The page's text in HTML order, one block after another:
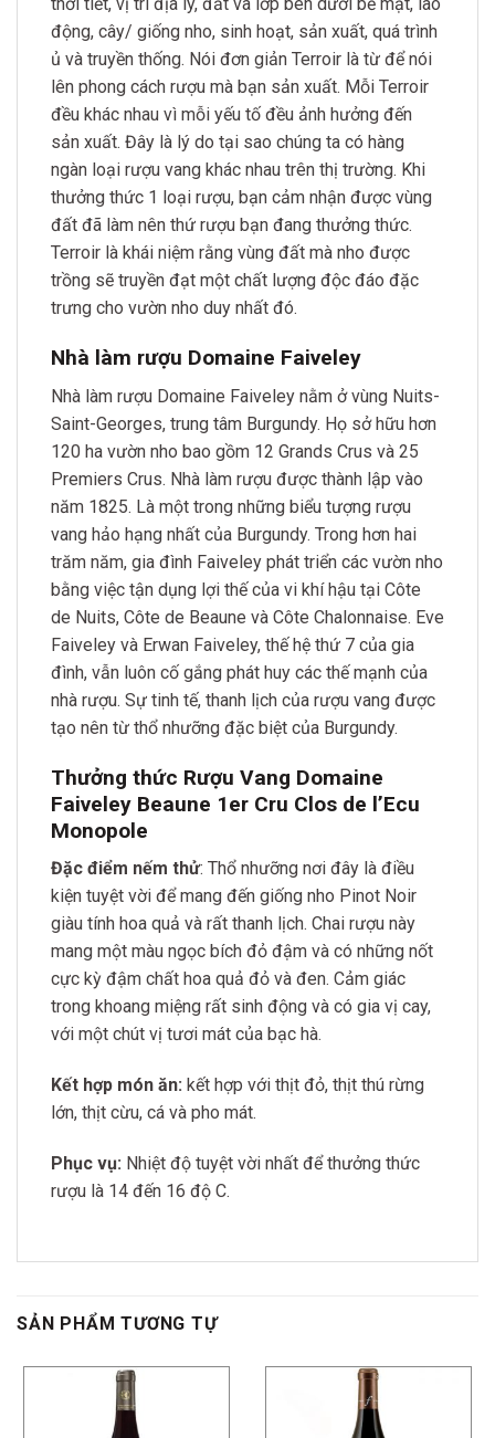
thời tiết, vị trí địa lý, đất và lớp bên dưới bề mặt, lao
động, cây/ giống nho, sinh hoạt, sản xuất, quá trình
ủ và truyền thống. Nói đơn giản Terroir là từ để nói
lên phong cách rượu mà bạn sản xuất. Mỗi Terroir
đều khác nhau vì mỗi yếu tố đều ảnh hưởng đến
sản xuất. Đây là lý do tại sao chúng ta có hàng
ngàn loại rượu vang khác nhau trên thị trường. Khi
thưởng thức 1 loại rượu, bạn cảm nhận được vùng
đất đã làm nên thứ rượu bạn đang thưởng thức.
Terroir là khái niệm rằng vùng đất mà nho được
trồng sẽ truyền đạt một chất lượng độc đáo đặc
trưng cho vườn nho duy nhất đó.
Nhà làm rượu Domaine Faiveley
Nhà làm rượu Domaine Faiveley nằm ở vùng Nuits-
Saint-Georges, trung tâm Burgundy. Họ sở hữu hơn
120 ha vườn nho bao gồm 12 Grands Crus và 25
Premiers Crus. Nhà làm rượu được thành lập vào
năm 1825. Là một trong những biểu tượng rượu
vang hảo hạng nhất của Burgundy. Trong hơn hai
trăm năm, gia đình Faiveley phát triển các vườn nho
bằng việc tận dụng lợi thế của vi khí hậu tại Côte
de Nuits, Côte de Beaune và Côte Chalonnaise. Eve
Faiveley và Erwan Faiveley, thế hệ thứ 7 của gia
đình, vẫn luôn cố gắng phát huy các thế mạnh của
nhà rượu. Sự tinh tế, thanh lịch của rượu vang được
tạo nên từ thổ nhưỡng đặc biệt của Burgundy.
Thưởng thức Rượu Vang Domaine
Faiveley Beaune 1er Cru Clos de l’Ecu
Monopole
Đặc điểm nếm thử: Thổ nhưỡng nơi đây là điều
kiện tuyệt vời để mang đến giống nho Pinot Noir
giàu tính hoa quả và rất thanh lịch. Chai rượu này
mang một màu ngọc bích đỏ đậm và có những nốt
cực kỳ đậm chất hoa quả đỏ và đen. Cảm giác
trong khoang miệng rất sinh động và có gia vị cay,
với một chút vị tươi mát của bạc hà.
Kết hợp món ăn: kết hợp với thịt đỏ, thịt thú rừng
lớn, thịt cừu, cá và pho mát.
Phục vụ: Nhiệt độ tuyệt vời nhất để thưởng thức
rượu là 14 đến 16 độ C.
SẢN PHẨM TƯƠNG TỰ